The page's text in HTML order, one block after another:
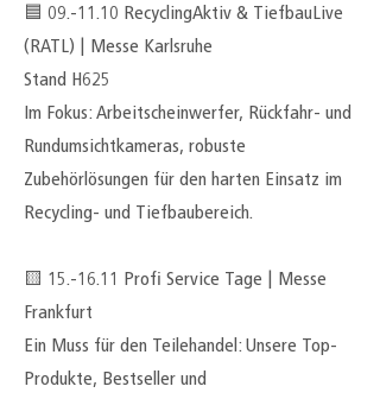
🟦 09.-11.10 RecyclingAktiv & TiefbauLive
(RATL) | Messe Karlsruhe
Stand H625
Im Fokus: Arbeitscheinwerfer, Rückfahr- und
Rundumsichtkameras, robuste
Zubehörlösungen für den harten Einsatz im
Recycling- und Tiefbaubereich.
🟨 15.-16.11 Profi Service Tage | Messe
Frankfurt
Ein Muss für den Teilehandel: Unsere Top-
Produkte, Bestseller und